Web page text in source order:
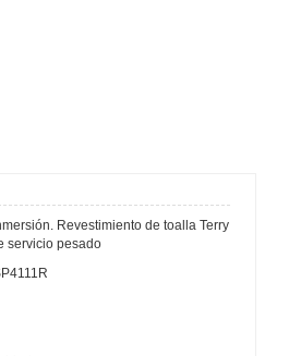
Revestimiento de toalla Terry
servicio pesado